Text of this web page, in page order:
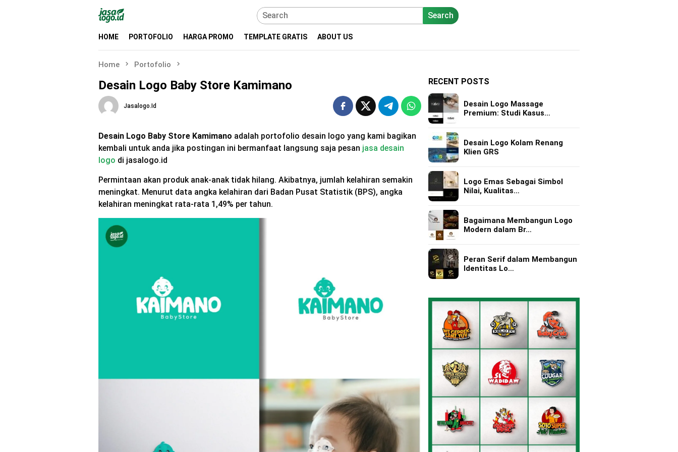
Search
HOME PORTOFOLIO HARGA PROMO TEMPLATE GRATIS ABOUT US
Home Portofolio
Desain Logo Baby Store Kamimano
Jasalogo.id
Desain Logo Baby Store Kamimano adalah portofolio desain logo yang kami bagikan
kembali untuk anda jika postingan ini bermanfaat langsung saja pesan jasa desain
logo di jasalogo.id
Permintaan akan produk anak-anak tidak hilang. Akibatnya, jumlah kelahiran semakin
meningkat. Menurut data angka kelahiran dari Badan Pusat Statistik (BPS), angka
kelahiran meningkat rata-rata 1,49% per tahun.
RECENT POSTS
Desain Logo Massage
Premium: Studi Kasus…
Desain Logo Kolam Renang
Klien GRS
Logo Emas Sebagai Simbol
Nilai, Kualitas…
Bagaimana Membangun Logo
Modern dalam Br…
Peran Serif dalam Membangun
Identitas Lo…